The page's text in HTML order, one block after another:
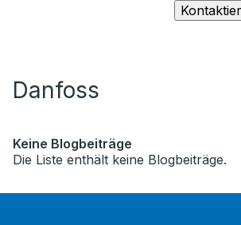
Danfoss
Keine Blogbeiträge
Die Liste enthält keine Blogbeiträge.